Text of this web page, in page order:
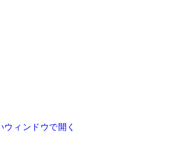
ウィンドウで開く